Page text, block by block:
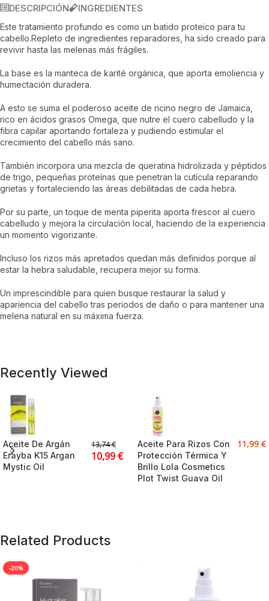
DESCRIPCIÓN INGREDIENTES
Este tratamiento profundo es como un batido proteico para tu
cabello.Repleto de ingredientes reparadores, ha sido creado para
revivir hasta las melenas más frágiles.
La base es la manteca de karité orgánica, que aporta emoliencia y
humectación duradera.
A esto se suma el poderoso aceite de ricino negro de Jamaica,
rico en ácidos grasos Omega, que nutre el cuero cabelludo y la
fibra capilar aportando fortaleza y pudiendo estimular el
crecimiento del cabello más sano.
También incorpora una mezcla de queratina hidrolizada y péptidos
de trigo, pequeñas proteínas que penetran la cutícula reparando
grietas y fortaleciendo las áreas debilitadas de cada hebra.
Por su parte, un toque de menta piperita aporta frescor al cuero
cabelludo y mejora la circulación local, haciendo de la experiencia
un momento vigorizante.
Incluso los rizos más apretados quedan más definidos porque al
estar la hebra saludable, recupera mejor su forma.
Un imprescindible para quien busque restaurar la salud y
apariencia del cabello tras periodos de daño o para mantener una
melena natural en su máxima fuerza.
Recently Viewed
Aceite De Argán
Erayba K15 Argan
Mystic Oil
13,74€
10,99€
Aceite Para Rizos Con
Protección Térmica Y
Brillo Lola Cosmetics
Plot Twist Guava Oil
11,99 €
Related Products
-20%